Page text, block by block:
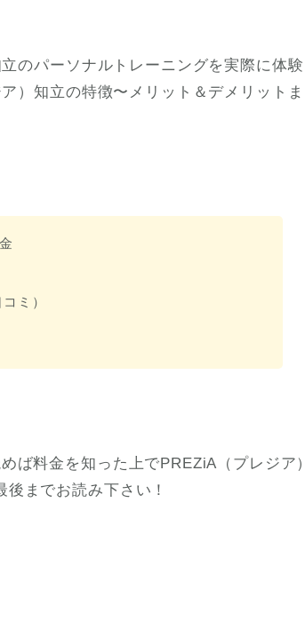
のパーソナルトレーニングを実際に体験
）知立の特徴〜メリット＆デメリットま
ミ）
ば料金を知った上でPREZiA（プレジア）
までお読み下さい！